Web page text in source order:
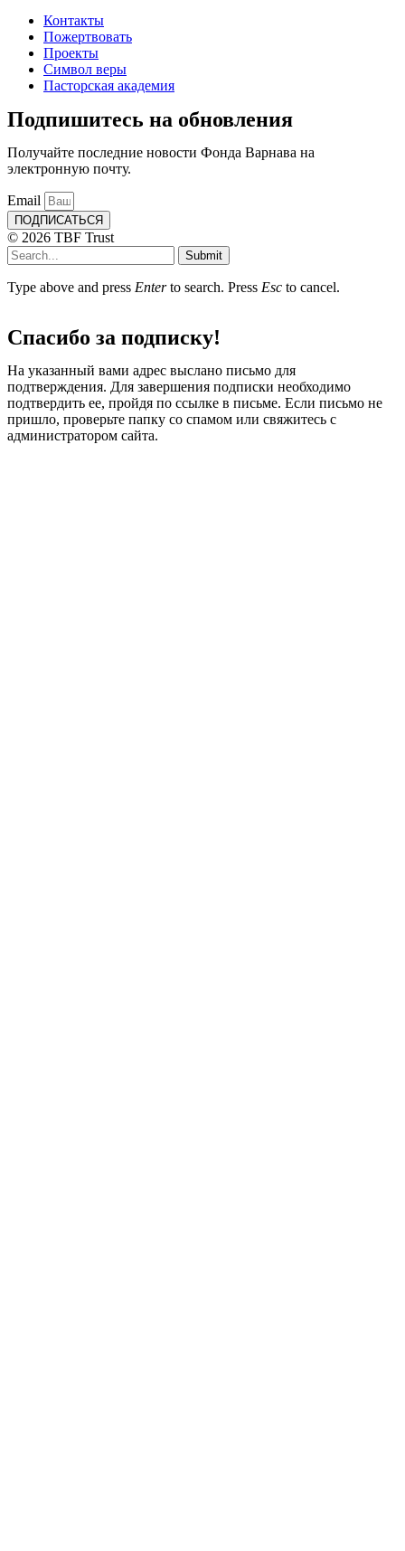
Контакты
Пожертвовать
Проекты
Символ веры
Пасторская академия
Подпишитесь на обновления
Получайте последние новости Фонда Варнава на
электронную почту.
Email
ПОДПИСАТЬСЯ
© 2026 TBF Trust
Submit
Type above and press Enterto search. Press Esc to cancel.
Спасибо за подписку!
На указанный вами адрес выслано письмо для
подтверждения. Для завершения подписки необходимо
подтвердить ее, пройдя по ссылке в письме. Если письмо не
пришло, проверьте папку со спамом или свяжитесь с
администратором сайта.